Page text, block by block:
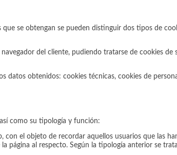
se obtengan se pueden distinguir dos tipos de
del cliente, pudiendo tratarse de cookies de
datos obtenidos: cookies técnicas, cookies de
como su tipología y función:
con el objeto de recordar aquellos usuarios que las
página al respecto. Según la tipología anterior se